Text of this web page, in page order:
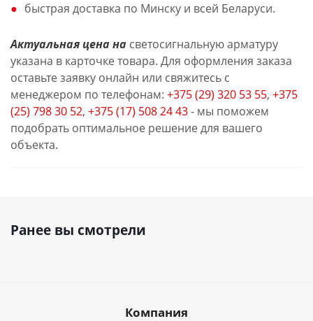
быстрая доставка по Минску и всей Беларуси.
Актуальная цена на светосигнальную арматуру
указана в карточке товара. Для оформления заказа
оставьте заявку онлайн или свяжитесь с
менеджером по телефонам: +375 (29) 320 53 55, +375
(25) 798 30 52, +375 (17) 508 24 43- мы поможем
подобрать оптимальное решение для вашего
объекта.
Ранее вы смотрели
Компания